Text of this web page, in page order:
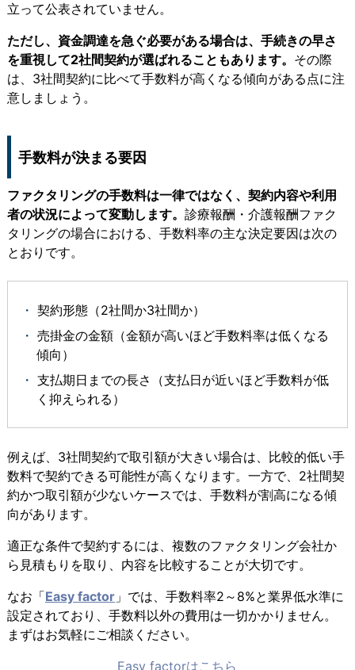
立って公表されていません。
ただし、資金調達を急ぐ必要がある場合は、手続きの早さ
を重視して2社間契約が選ばれることもあります。 その際
は、3社間契約に比べて手数料が高くなる傾向がある点に注
意しましょう。
手数料が決まる要因
ファクタリングの手数料は一律ではなく、契約内容や利用
者の状況によって変動します。 診療報酬・介護報酬ファク
タリングの場合における、手数料率の主な決定要因は次の
とおりです。
契約形態（2社間か3社間か）
売掛金の金額（金額が高いほど手数料率は低くなる
傾向）
支払期日までの長さ（支払日が近いほど手数料が低
く抑えられる）
例えば、3社間契約で取引額が大きい場合は、比較的低い手
数料で契約できる可能性が高くなります。一方で、2社間契
約かつ取引額が少ないケースでは、手数料が割高になる傾
向があります。
適正な条件で契約するには、複数のファクタリング会社か
ら見積もりを取り、内容を比較することが大切です。
なお「Easy factor」では、手数料率2～8%と業界低水準に
設定されており、手数料以外の費用は一切かかりません。
まずはお気軽にご相談ください。
Easy factorはこちら